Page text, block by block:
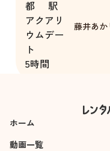
いよと言って貰えた
のが凄く嬉しく、
且つ明るさを常に保
ちながら焦りを見せ
ないで対応してくれ
一人の大人の女性
しての良い部分だな
と思います。
都
駅
アクアリ
ウムデー
ト
5時間
藤井あか
ホーム
動画一覧